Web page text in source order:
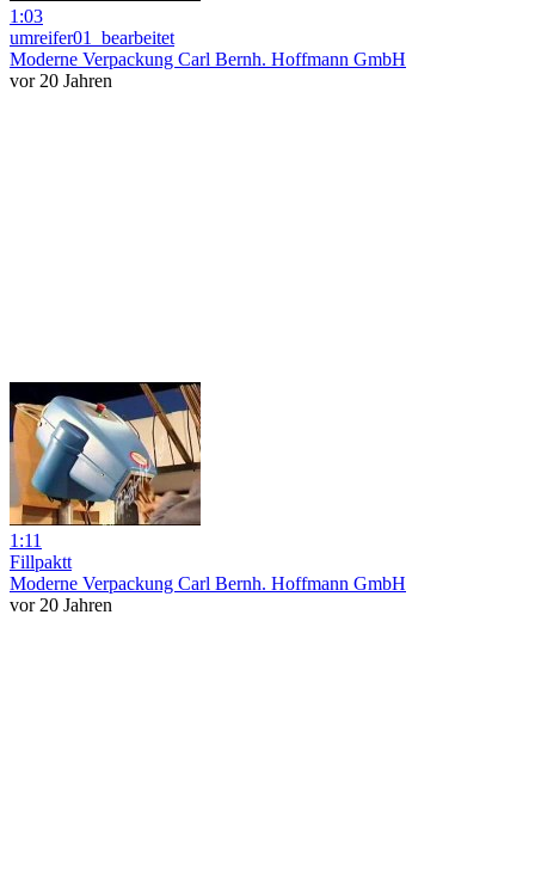
1:03
umreifer01_bearbeitet
Moderne Verpackung Carl Bernh. Hoffmann GmbH
vor 20 Jahren
1:11
Fillpaktt
Moderne Verpackung Carl Bernh. Hoffmann GmbH
vor 20 Jahren